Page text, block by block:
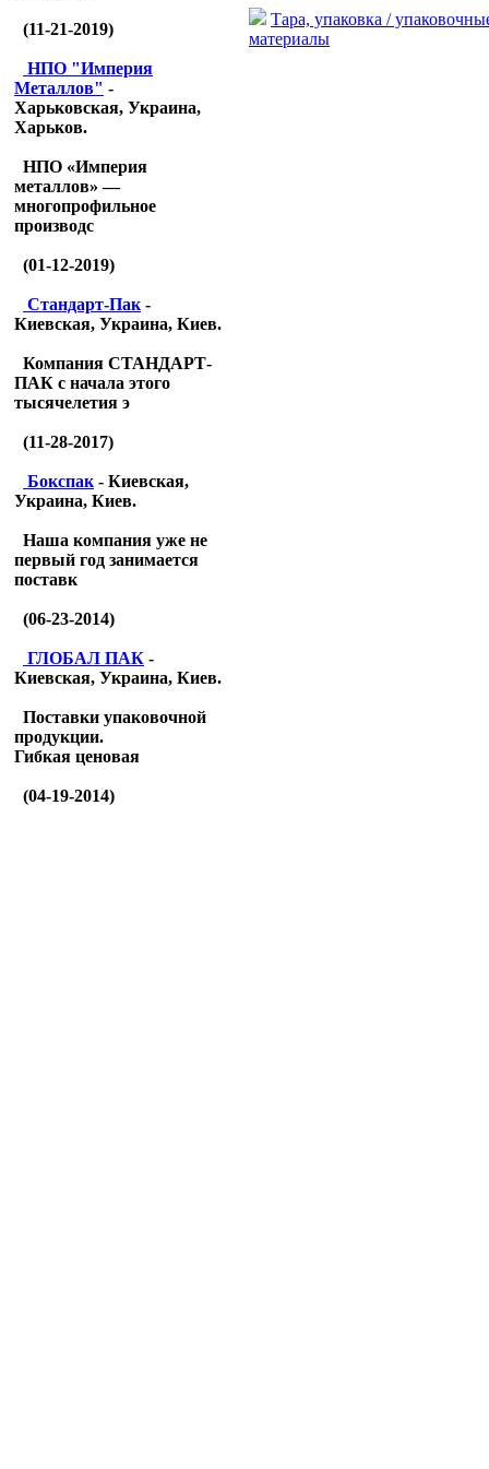
(11-21-2019)
НПО "Империя
Металлов" -
Харьковская, Украина,
Харьков.
НПО «Империя
металлов» —
многопрофильное
производс
(01-12-2019)
Стандарт-Пак -
Киевская, Украина, Киев.
Компания СТАНДАРТ-
ПАК с начала этого
тысячелетия э
(11-28-2017)
Бокспак - Киевская,
Украина, Киев.
Наша компания уже не
первый год занимается
поставк
(06-23-2014)
ГЛОБАЛ ПАК -
Киевская, Украина, Киев.
Поставки упаковочной
продукции.
Гибкая ценовая
(04-19-2014)
Тара, упаковка /
материалы